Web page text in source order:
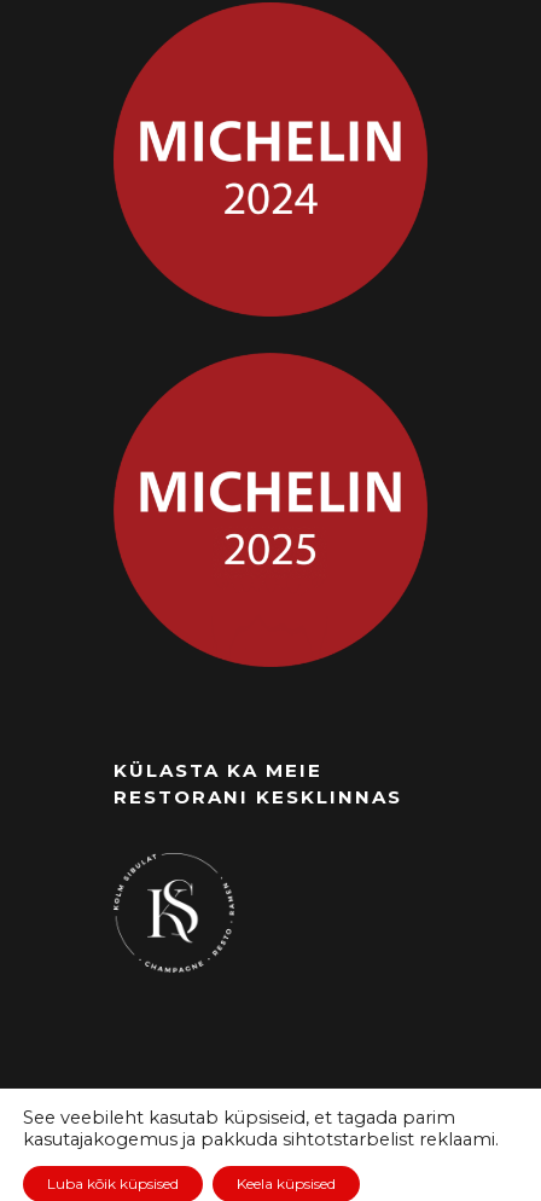
KÜLASTA KA MEIE
RESTORANI KESKLINNAS
See veebileht kasutab küpsiseid, et tagada parim
kasutajakogemus ja pakkuda sihtotstarbelist reklaami.
Luba kõik küpsised Keela küpsised